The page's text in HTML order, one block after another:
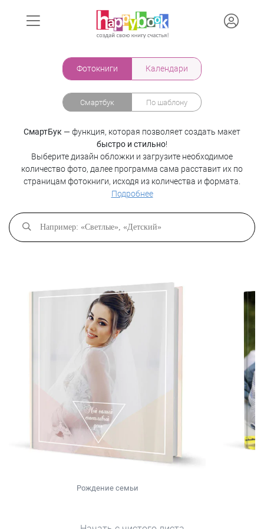
Фотокниги Календари
Смартбук По шаблону
СмартБук— функция, которая позволяет создать макет
быстро и стильно!
Выберите дизайн обложки и загрузите необходимое
количество фото, далее программа сама расставит их по
страницам фотокниги, исходя из количества и формата.
Подробнее
Рождение семьи